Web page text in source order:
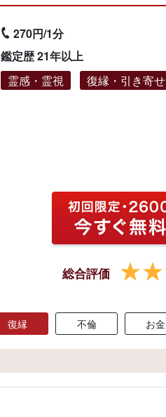
270円/1分
鑑定歴 21年以上
霊感・霊視
復縁・引き寄せ
総合評価
復縁 不倫 お金